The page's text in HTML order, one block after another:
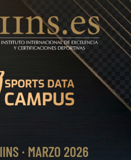
· MARZO 2026